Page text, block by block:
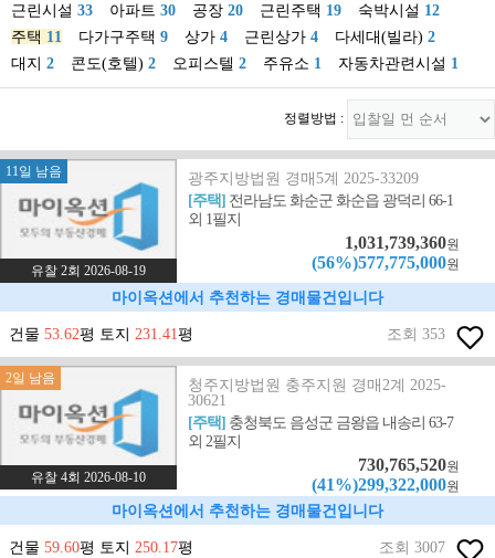
근린시설 33 아파트 30 공장 20 근린주택 19 숙박시설 12
주택 11 다가구주택 9 상가 4 근린상가 4 다세대(빌라) 2
대지 2 콘도(호텔) 2 오피스텔 2 주유소 1 자동차관련시설 1
정렬방법 :
11일 남음
유찰 2회 2026-08-19
광주지방법원 경매5계 2025-33209
[주택] 전라남도 화순군 화순읍 광덕리 66-1
외 1필지
1,031,739,360원
(56%)577,775,000원
마이옥션에서 추천하는 경매물건입니다
건물 53.62평 토지 231.41평 조회 353
2일 남음
유찰 4회 2026-08-10
청주지방법원 충주지원 경매2계 2025-
30621
[주택] 충청북도 음성군 금왕읍 내송리 63-7
외 2필지
730,765,520원
(41%)299,322,000원
마이옥션에서 추천하는 경매물건입니다
건물 59.60평 토지 250.17평 조회 3007